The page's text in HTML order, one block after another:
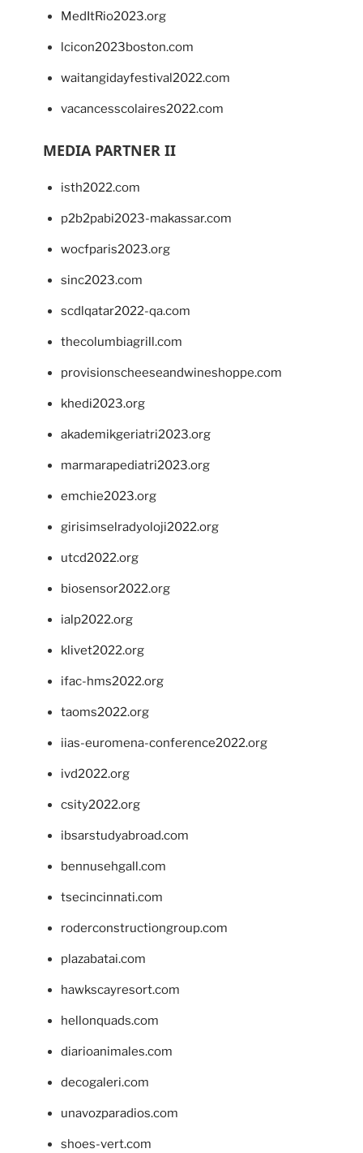
MedItRio2023.org
lcicon2023boston.com
waitangidayfestival2022.com
vacancesscolaires2022.com
MEDIA PARTNER II
isth2022.com
p2b2pabi2023-makassar.com
wocfparis2023.org
sinc2023.com
scdlqatar2022-qa.com
thecolumbiagrill.com
provisionscheeseandwineshoppe.com
khedi2023.org
akademikgeriatri2023.org
marmarapediatri2023.org
emchie2023.org
girisimselradyoloji2022.org
utcd2022.org
biosensor2022.org
ialp2022.org
klivet2022.org
ifac-hms2022.org
taoms2022.org
iias-euromena-conference2022.org
ivd2022.org
csity2022.org
ibsarstudyabroad.com
bennusehgall.com
tsecincinnati.com
roderconstructiongroup.com
plazabatai.com
hawkscayresort.com
hellonquads.com
diarioanimales.com
decogaleri.com
unavozparadios.com
shoes-vert.com